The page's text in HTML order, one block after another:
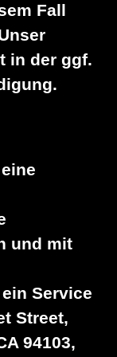
Fall
in der ggf.
und mit
Service
Street,
94103,